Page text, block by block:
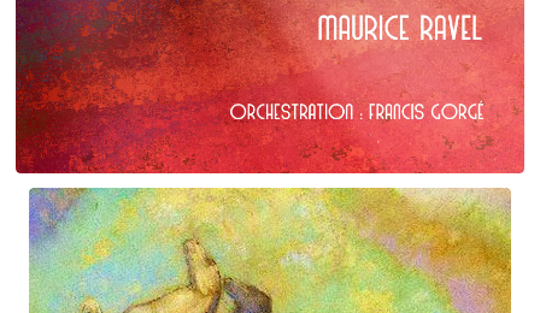
Maurice Ravel
La Vallée des cloches